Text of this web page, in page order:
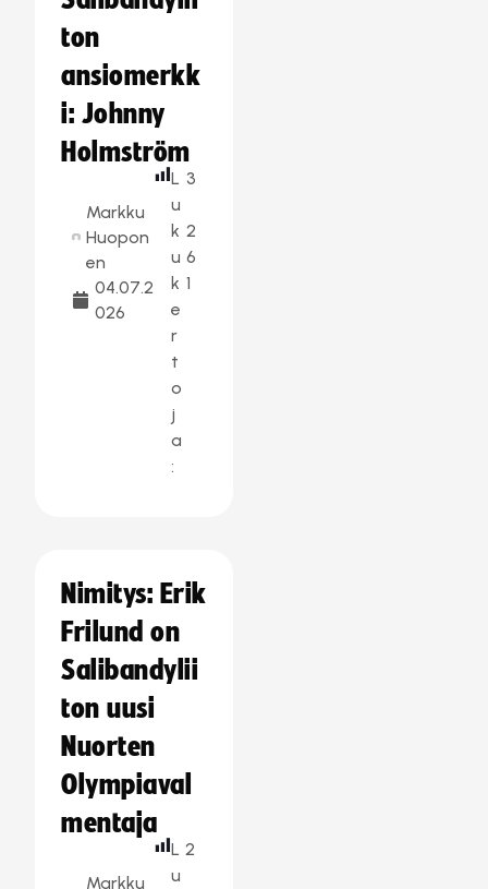
ton
ansiomerkk
i: Johnny
Holmström
Markku
Huopon
en
04.07.2
026
L
u
k
u
k
e
r
t
o
j
a
:
3
2
6
1
Nimitys: Erik
Frilund on
Salibandylii
ton uusi
Nuorten
Olympiaval
mentaja
Markku
L
u
2